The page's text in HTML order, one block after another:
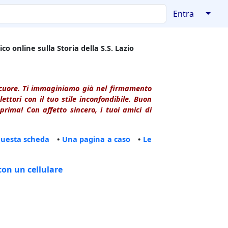
Entra ↓
online sulla Storia della S.S. Lazio
Ti immaginiamo già nel firmamento
con il tuo stile inconfondibile. Buon
Con affetto sincero, i tuoi amici di
scheda • Una pagina a caso • Le
un cellulare